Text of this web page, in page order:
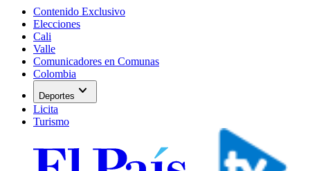
Contenido Exclusivo
Elecciones
Cali
Valle
Comunicadores en Comunas
Colombia
Deportes expand_more
Licita
Turismo